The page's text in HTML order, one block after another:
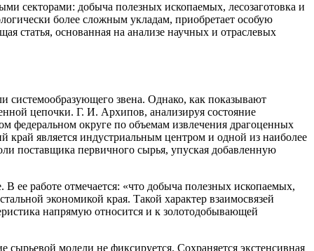
секторами: добыча полезных ископаемых, лесозаготовка и
более сложным укладам, приобретает особую
статья, основанная на анализе научных и отраслевых
системообразующего звена. Однако, как показывают
цепочки. Г. И. Архипов, анализируя состояние
федеральном округе по объемам извлечения драгоценных
край является индустриальным центром и одной из наиболее
поставщика первичного сырья, упуская добавленную
ее работе отмечается: «что добыча полезных ископаемых,
экономикой края. Такой характер взаимосвязей
напрямую относится и к золотодобывающей
модели не фиксируется. Сохраняется экстенсивная